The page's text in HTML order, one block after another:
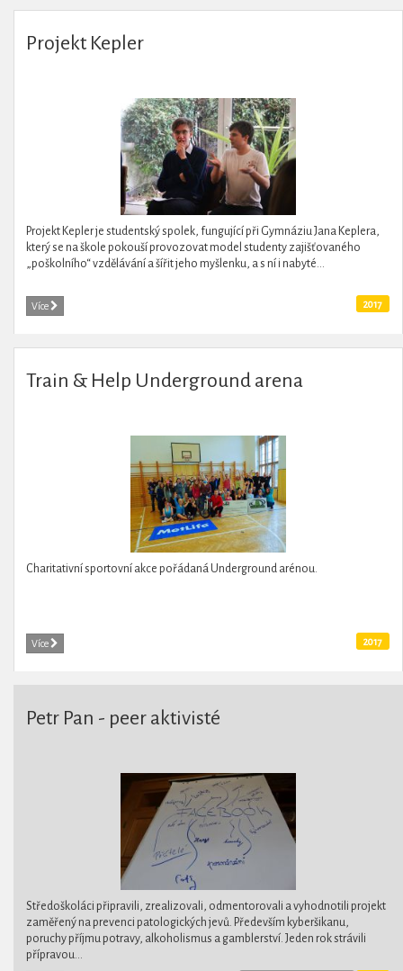
Projekt Kepler
Projekt Kepler je studentský spolek, fungující při Gymnáziu Jana Keplera,
který se na škole pokouší provozovat model studenty zajišťovaného
„poškolního“ vzdělávání a šířit jeho myšlenku, a s ní i nabyté...
Více 2017
Train & Help Underground arena
Charitativní sportovní akce pořádaná Underground arénou.
Více 2017
Petr Pan - peer aktivisté
Středoškoláci připravili, zrealizovali, odmentorovali a vyhodnotili projekt
zaměřený na prevenci patologických jevů. Především kyberšikanu,
poruchy příjmu potravy, alkoholismus a gamblerství. Jeden rok strávili
přípravou...